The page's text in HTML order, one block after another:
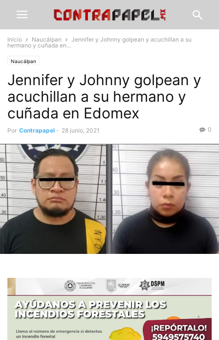
Inicio Naucálpan
Jennifer y Johnny golpean y acuchillan a su
hermano y cuñada en...
Naucálpan
Jennifer y Johnny golpean y
acuchillan a su hermano y
cuñada en Edomex
Por Contrapapel - 28 junio, 2021 0